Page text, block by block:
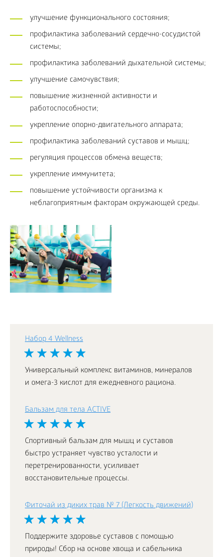
улучшение функционального состояния;
профилактика заболеваний сердечно-сосудистой
системы;
профилактика заболеваний дыхательной системы;
улучшение самочувствия;
повышение жизненной активности и
работоспособности;
укрепление опорно-двигательного аппарата;
профилактика заболеваний суставов и мышц;
регуляция процессов обмена веществ;
укрепление иммунитета;
повышение устойчивости организма к
неблагоприятным факторам окружающей среды.
Набор 4 Wellness
Универсальный комплекс витаминов, минералов
и омега-3 кислот для ежедневного рациона.
Бальзам для тела ACTIVE
Спортивный бальзам для мышц и суставов
быстро устраняет чувство усталости и
перетренированности, усиливает
восстановительные процессы.
Фиточай из диких трав № 7 (Легкость движений)
Поддержите здоровье суставов с помощью
природы! Сбор на основе хвоща и сабельника